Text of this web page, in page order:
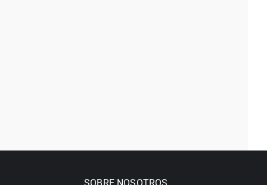
SOBRE NOSOTROS